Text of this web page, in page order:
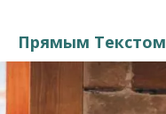
Прямым Текстом